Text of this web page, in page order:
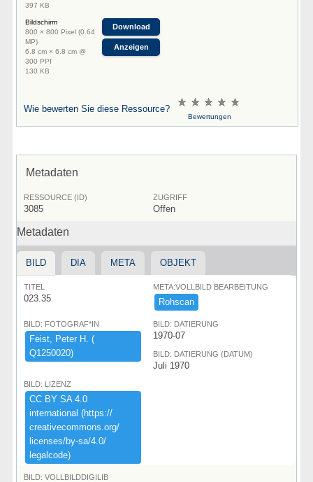
397 KB
Bildschirm
800 × 800 Pixel (0.64
MP)
6.8 cm × 6.8 cm @
300 PPI
130 KB
Download
Anzeigen
Wie bewerten Sie diese Ressource?
Bewertungen
Metadaten
RESSOURCE (ID)
3085
ZUGRIFF
Offen
Metadaten
BILD DIA META OBJEKT
TITEL
023.35
META:VOLLBILD BEARBEITUNG
Rohscan
BILD: FOTOGRAF*IN
Feist,​ ​Peter ​H.​ ​(​
Q1250020)​
BILD: DATIERUNG
1970-07
BILD: DATIERUNG (DATUM)
Juli 1970
BILD: LIZENZ
CC ​BY ​SA ​4.​0 ​
international ​(​https:​/​/​
creativecommons.​org/​
licenses/​by-​sa/​4.​0/​
legalcode)​
BILD: VOLLBILDDIGILIB